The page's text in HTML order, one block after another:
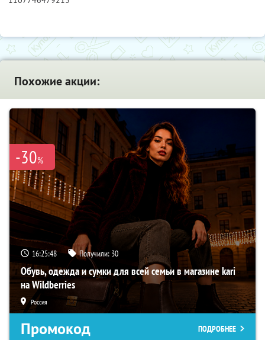
Похожие акции:
-30%
16:25:48 Получили: 30
Обувь, одежда и сумки для всей семьи в магазине kari
на Wildberries
Россия
Промокод ПОДРОБНЕЕ